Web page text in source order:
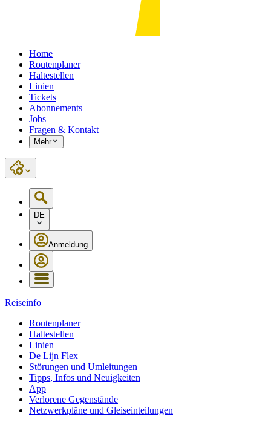
Home
Routenplaner
Haltestellen
Linien
Tickets
Abonnements
Jobs
Fragen & Kontakt
Mehr
DE
Anmeldung
Reiseinfo
Routenplaner
Haltestellen
Linien
De Lijn Flex
Störungen und Umleitungen
Tipps, Infos und Neuigkeiten
App
Verlorene Gegenstände
Netzwerkpläne und Gleiseinteilungen